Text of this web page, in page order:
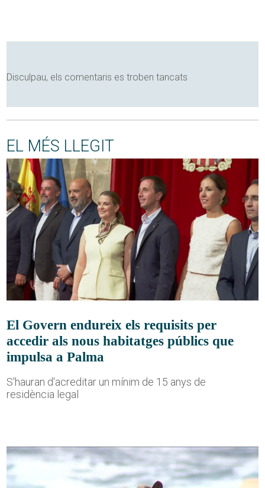
Disculpau, els comentaris es troben tancats
EL MÉS LLEGIT
El Govern endureix els requisits per
accedir als nous habitatges públics que
impulsa a Palma
S'hauran d'acreditar un mínim de 15 anys de
residència legal